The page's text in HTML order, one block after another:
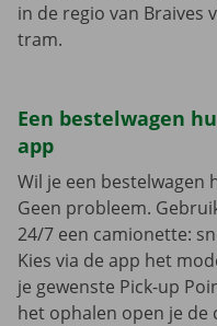
in de regio van Braives
tram.
Een bestelwagen
app
Wil je een bestelwagen
Geen probleem.
24/7 een camionette:
Kies via de app het
je gewenste Pick-up
het ophalen open je